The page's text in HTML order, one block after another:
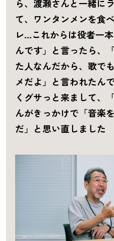
ら、渡瀬さんと一緒に
て、ワンタンメンを食
レ…これからは役者一
んです」と言ったら、
た人なんだから、歌で
メだよ」と言われたん
くグサっと来まして、
んがきっかけで「音楽
だ」と思い直しました